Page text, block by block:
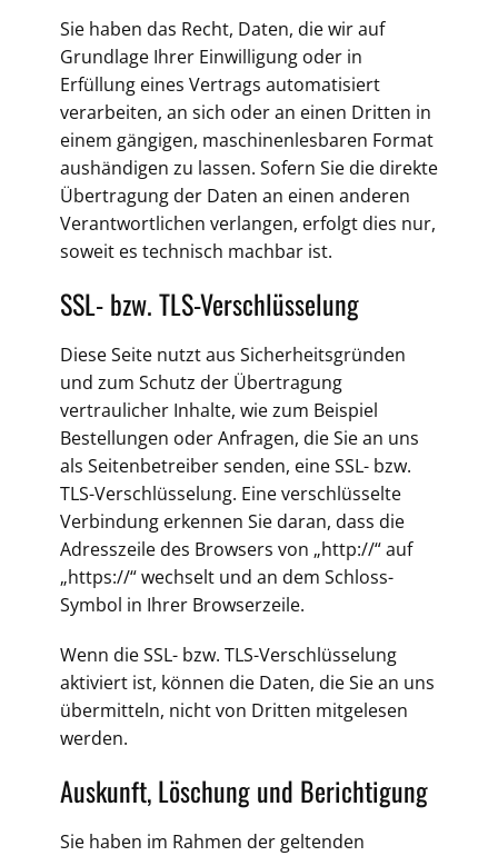
Sie haben das Recht, Daten, die wir auf
Grundlage Ihrer Einwilligung oder in
Erfüllung eines Vertrags automatisiert
verarbeiten, an sich oder an einen Dritten in
einem gängigen, maschinenlesbaren Format
aushändigen zu lassen. Sofern Sie die direkte
Übertragung der Daten an einen anderen
Verantwortlichen verlangen, erfolgt dies nur,
soweit es technisch machbar ist.
SSL- bzw. TLS-Verschlüsselung
Diese Seite nutzt aus Sicherheitsgründen
und zum Schutz der Übertragung
vertraulicher Inhalte, wie zum Beispiel
Bestellungen oder Anfragen, die Sie an uns
als Seitenbetreiber senden, eine SSL- bzw.
TLS-Verschlüsselung. Eine verschlüsselte
Verbindung erkennen Sie daran, dass die
Adresszeile des Browsers von „http://“ auf
„https://“ wechselt und an dem Schloss-
Symbol in Ihrer Browserzeile.
Wenn die SSL- bzw. TLS-Verschlüsselung
aktiviert ist, können die Daten, die Sie an uns
übermitteln, nicht von Dritten mitgelesen
werden.
Auskunft, Löschung und Berichtigung
Sie haben im Rahmen der geltenden